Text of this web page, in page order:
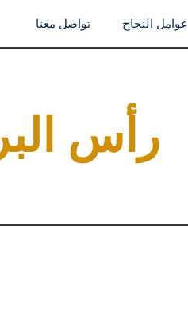
عوامل النجاح تواصل معنا
رأس البر